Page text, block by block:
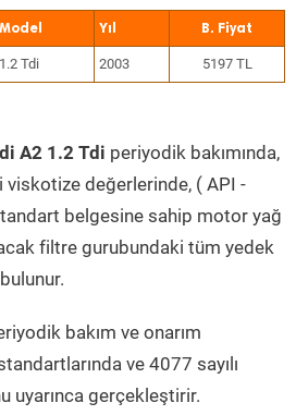
Model Yıl
1.2 Tdi 2003 5197 TL
A2 1.2 Tdi periyodik bakımında,
değerlerinde, ( API -
belgesine sahip motor yağ
filtre gurubundaki tüm yedek
bakım ve onarım
ve 4077 sayılı
uyarınca gerçekleştirir.